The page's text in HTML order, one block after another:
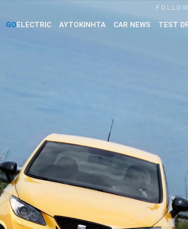
GOELECTRIC ΑΥΤΟΚΙΝΗΤΑ CAR NEWS TEST